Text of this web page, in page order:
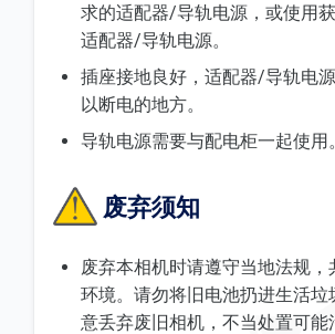
求的适配器/导轨电源，或使用
适配器/导轨电源。
插座接地良好，适配器/导轨电
以断电的地方。
导轨电源需要与配电柜一起使用。
废弃须知
废弃本相机时请遵守当地法规，
环境。请勿将旧电池扔进生活垃
意丢弃废旧相机，不当处置可能